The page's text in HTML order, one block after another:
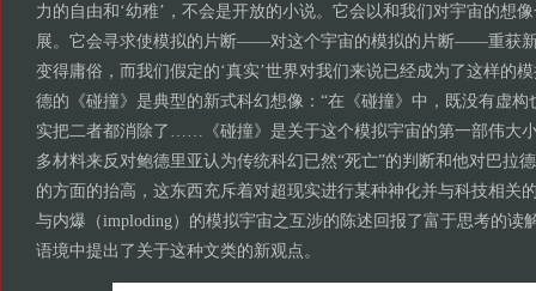
力的自由和‘幼稚’，不会是开放的小说。它会以和我们对宇宙的想
展。它会寻求使模拟的片断——对这个宇宙的模拟的片断——重获
变得庸俗，而我们假定的‘真实’世界对我们来说已经成为了这样的
德的《碰撞》是典型的新式科幻想像：“在《碰撞》中，既没有虚
实把二者都消除了……《碰撞》是关于这个模拟宇宙的第一部伟大
多材料来反对鲍德里亚认为传统科幻已然“死亡”的判断和他对巴拉
的方面的抬高，这东西充斥着对超现实进行某种神化并与科技相关
与内爆（imploding）的模拟宇宙之互涉的陈述回报了富于思考的读
语境中提出了关于这种文类的新观点。